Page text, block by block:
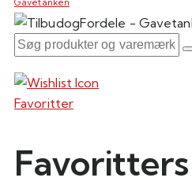
Favoritter
Favoritters